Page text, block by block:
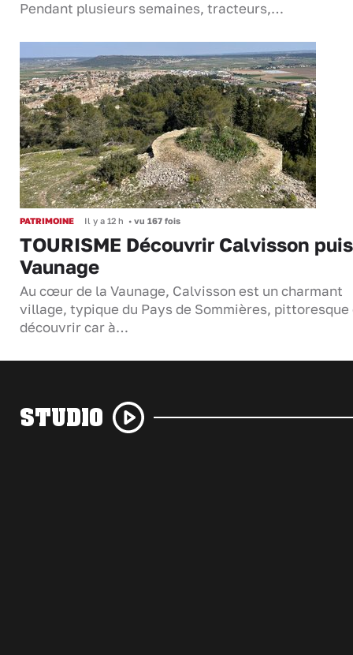
Pendant plusieurs semaines, tracteurs,…
PATRIMOINE Il y a 12 h • vu 167 fois
TOURISME Découvrir Calvisson
Vaunage
Au cœur de la Vaunage, Calvisson est un charmant
village, typique du Pays de Sommières, pittoresque
découvrir car à…
STUDIO